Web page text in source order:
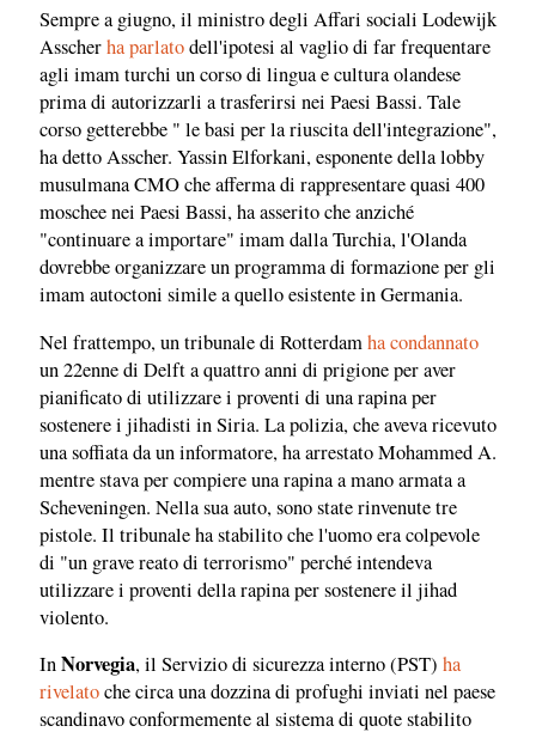
Sempre a giugno, il ministro degli Affari sociali Lodewijk
Asscherha parlatodell'ipotesi al vaglio di far frequentare
agli imam turchi un corso di lingua e cultura olandese
prima di autorizzarli a trasferirsi nei Paesi Bassi. Tale
corso getterebbe " le basi per la riuscita dell'integrazione",
ha detto Asscher. Yassin Elforkani, esponente della lobby
musulmana CMO che afferma di rappresentare quasi 400
moschee nei Paesi Bassi, ha asserito che anziché
"continuare a importare" imam dalla Turchia, l'Olanda
dovrebbe organizzare un programma di formazione per gli
imam autoctoni simile a quello esistente in Germania.
Nel frattempo, un tribunale di Rotterdamha condannato
un 22enne di Delft a quattro anni di prigione per aver
pianificato di utilizzare i proventi di una rapina per
sostenere i jihadisti in Siria. La polizia, che aveva ricevuto
una soffiata da un informatore, ha arrestato Mohammed A.
mentre stava per compiere una rapina a mano armata a
Scheveningen. Nella sua auto, sono state rinvenute tre
pistole. Il tribunale ha stabilito che l'uomo era colpevole
di "un grave reato di terrorismo" perché intendeva
utilizzare i proventi della rapina per sostenere il jihad
violento.
InNorvegia, il Servizio di sicurezza interno (PST) ha
rivelatoche circa una dozzina di profughi inviati nel paese
scandinavo conformemente al sistema di quote stabilito